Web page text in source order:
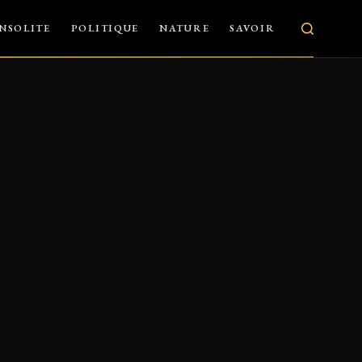
POLITIQUE NATURE SAVOIR